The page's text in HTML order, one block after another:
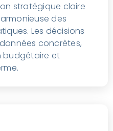
stratégique claire
des
Les décisions
concrètes,
budgétaire et